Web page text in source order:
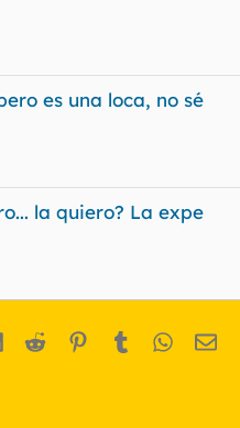
es una loca, no sé
la quiero? La expe
LinkedIn
Reddit Pinterest
Tumblr